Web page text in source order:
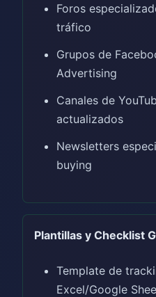
Foros
tráfico
Grupos de
Advertising
Canales de
actualizados
Newsletters
buying
Plantillas y Checklist
Template de
Excel/Google